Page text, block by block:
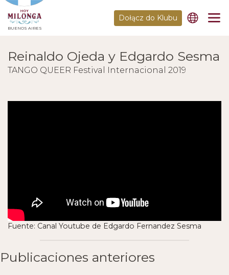
BUENOS AIRES
Dołącz do Klubu
Reinaldo Ojeda y Edgardo Sesma
TANGO QUEER Festival Internacional 2019
Fuente: Canal Youtube de Edgardo Fernandez Sesma
Publicaciones anteriores